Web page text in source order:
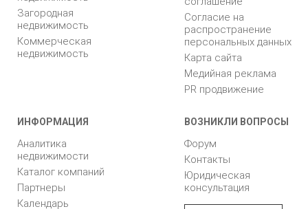
Загородная
недвижимость
Коммерческая
недвижимость
Согласие на
распространение
персональных данных
Карта сайта
Медийная реклама
PR продвижение
ИНФОРМАЦИЯ
Аналитика
недвижимости
Каталог компаний
Партнеры
Календарь
ВОЗНИКЛИ ВОПРОСЫ
Форум
Контакты
Юридическая
консультация